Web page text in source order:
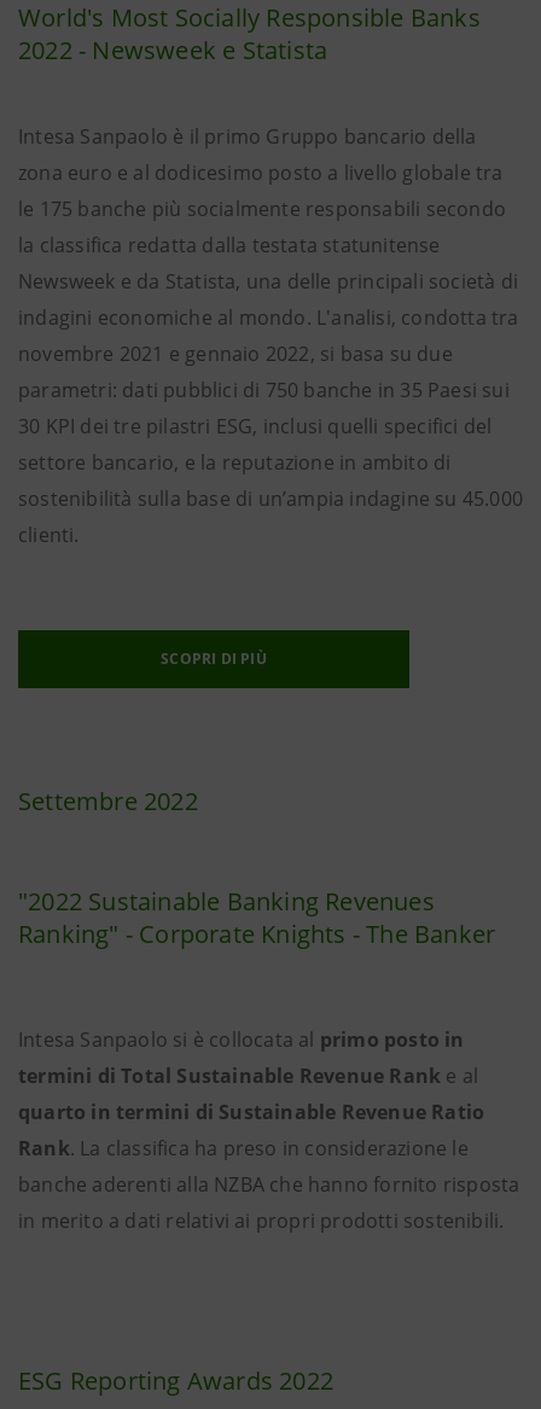
World's Most Socially Responsible Banks
2022 - Newsweek e Statista
Intesa Sanpaolo è il primo Gruppo bancario della
zona euro e al dodicesimo posto a livello globale tra
le 175 banche più socialmente responsabili secondo
la classifica redatta dalla testata statunitense
Newsweek e da Statista, una delle principali società di
indagini economiche al mondo. L'analisi, condotta tra
novembre 2021 e gennaio 2022, si basa su due
parametri: dati pubblici di 750 banche in 35 Paesi sui
30 KPI dei tre pilastri ESG, inclusi quelli specifici del
settore bancario, e la reputazione in ambito di
sostenibilità sulla base di un’ampia indagine su 45.000
clienti.
SCOPRI DI PIÙ
Settembre 2022
"2022 Sustainable Banking Revenues
Ranking" - Corporate Knights - The Banker
Intesa Sanpaolo si è collocata al primo posto in
termini di Total Sustainable Revenue Rank e al
quarto in termini di Sustainable Revenue Ratio
Rank. La classifica ha preso in considerazione le
banche aderenti alla NZBA che hanno fornito risposta
in merito a dati relativi ai propri prodotti sostenibili.
ESG Reporting Awards 2022